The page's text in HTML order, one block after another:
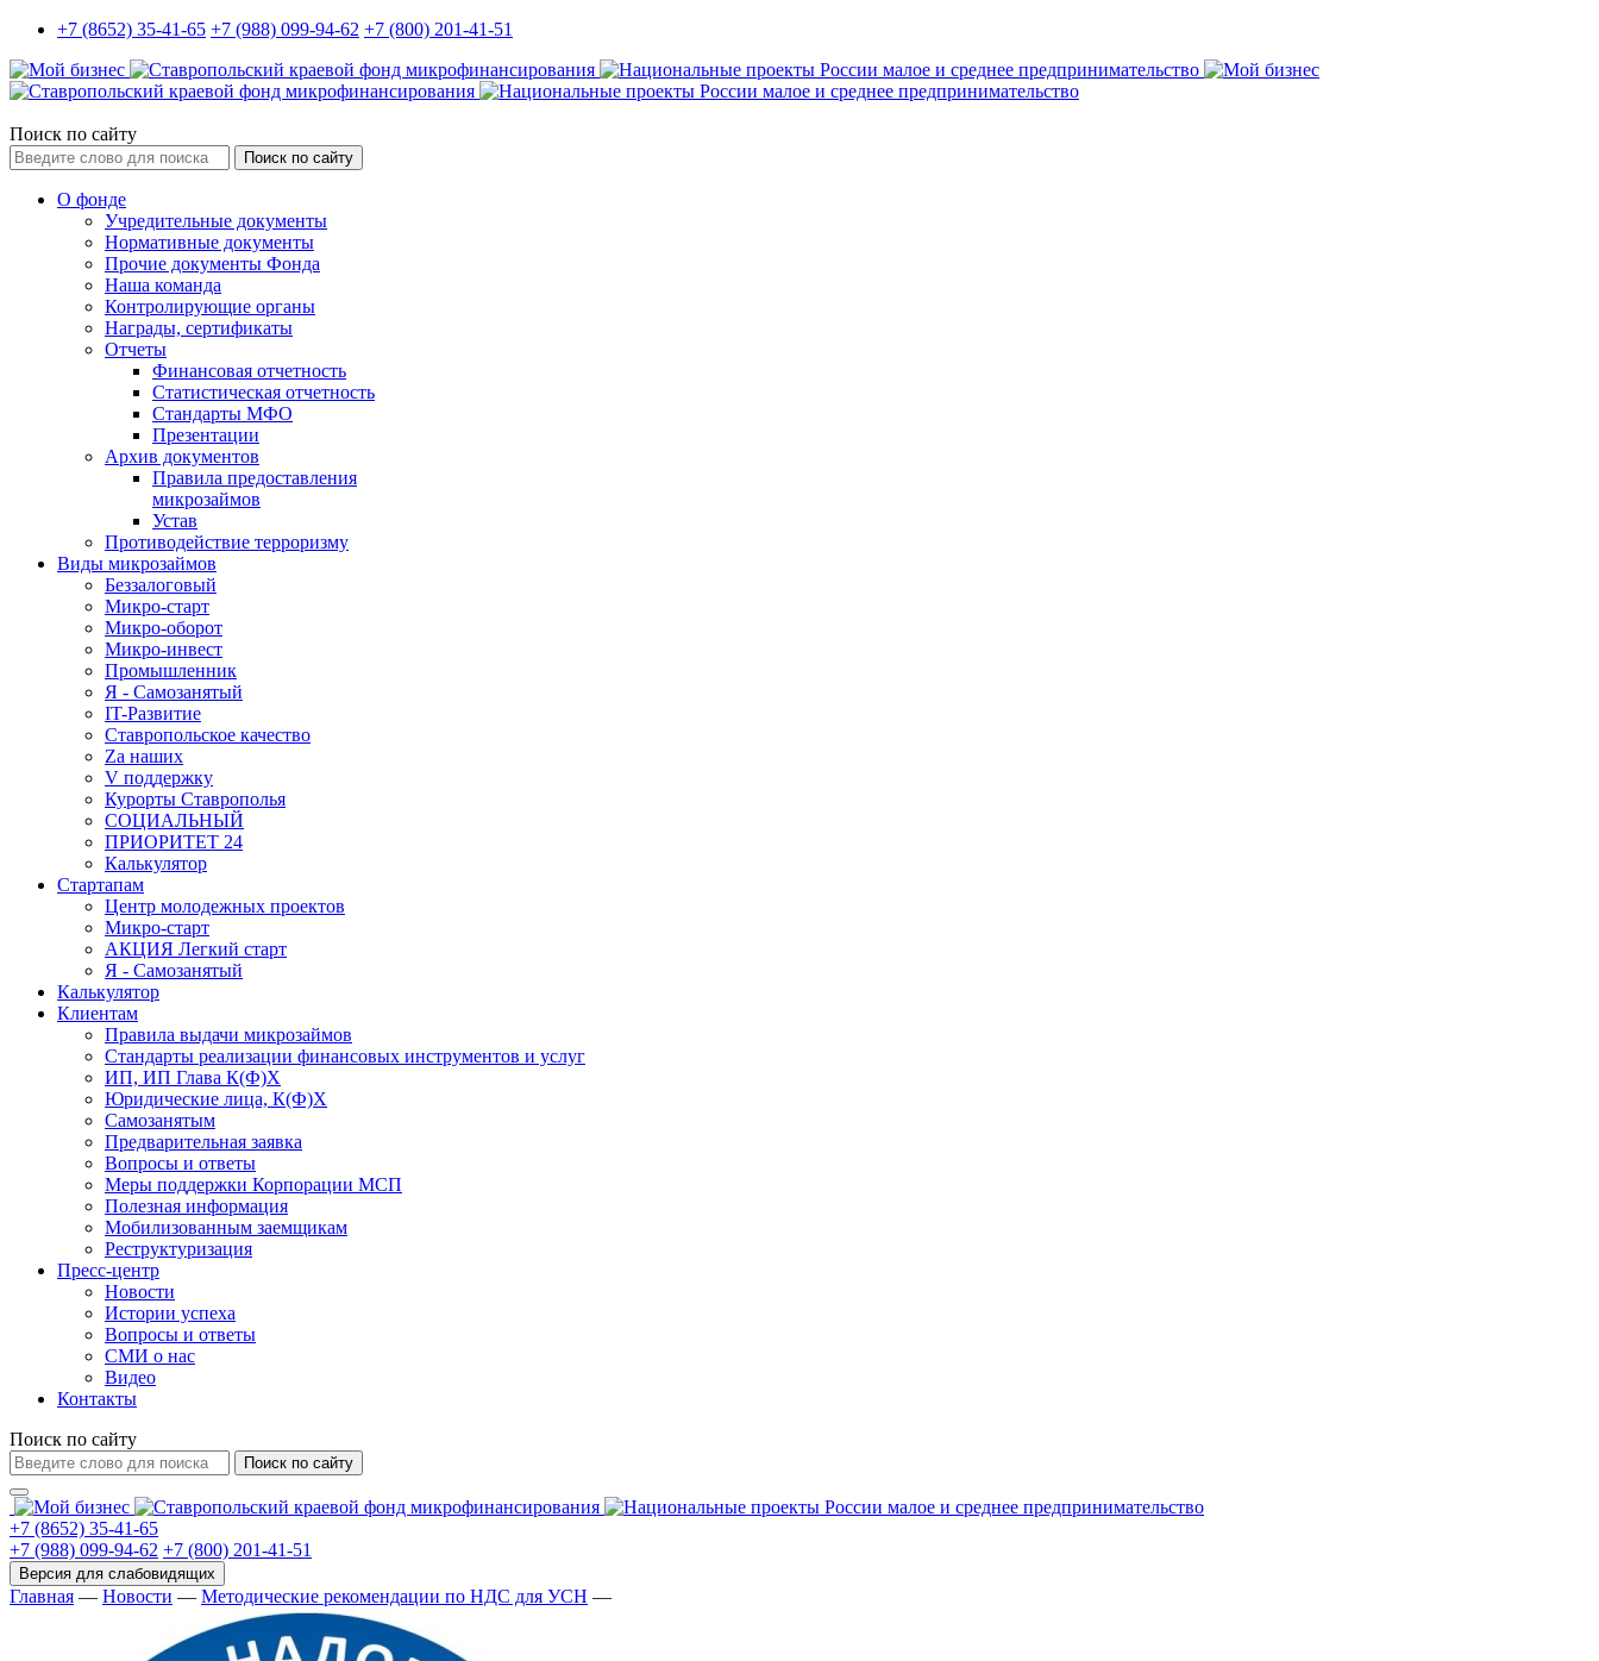
+7 (8652) 35-41-65 +7 (988) 099-94-62 +7 (800) 201-41-51
Поиск по сайту
Поиск по сайту
О фонде
Учредительные документы
Нормативные документы
Прочие документы Фонда
Наша команда
Контролирующие органы
Награды, сертификаты
Отчеты
Финансовая отчетность
Статистическая отчетность
Стандарты МФО
Презентации
Архив документов
Правила предоставления
микрозаймов
Устав
Противодействие терроризму
Виды микрозаймов
Беззалоговый
Микро-старт
Микро-оборот
Микро-инвест
Промышленник
Я - Самозанятый
IT-Развитие
Ставропольское качество
Za наших
V поддержку
Курорты Ставрополья
СОЦИАЛЬНЫЙ
ПРИОРИТЕТ 24
Калькулятор
Стартапам
Центр молодежных проектов
Микро-старт
АКЦИЯ Легкий старт
Я - Самозанятый
Калькулятор
Клиентам
Правила выдачи микрозаймов
Стандарты реализации финансовых инструментов и услуг
ИП, ИП Глава К(Ф)Х
Юридические лица, К(Ф)Х
Самозанятым
Предварительная заявка
Вопросы и ответы
Меры поддержки Корпорации МСП
Полезная информация
Мобилизованным заемщикам
Реструктуризация
Пресс-центр
Новости
Истории успеха
Вопросы и ответы
СМИ о нас
Видео
Контакты
Поиск по сайту
Поиск по сайту
+7 (8652) 35-41-65
+7 (988) 099-94-62 +7 (800) 201-41-51
Главная — Новости — Методические рекомендации по НДС для УСН —